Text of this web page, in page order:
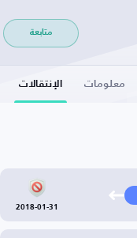
متابعة
معلومات الإنتقالات
2018-01-31